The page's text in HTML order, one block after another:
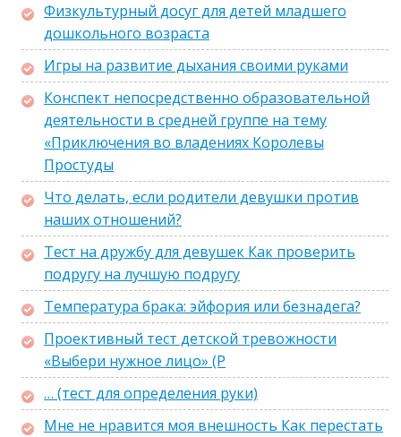
Физкультурный досуг для детей младшего
дошкольного возраста
Игры на развитие дыхания своими руками
Конспект непосредственно образовательной
деятельности в средней группе на тему
«Приключения во владениях Королевы
Простуды
Что делать, если родители девушки против
наших отношений?
Тест на дружбу для девушек Как проверить
подругу на лучшую подругу
Температура брака: эйфория или безнадега?
Проективный тест детской тревожности
«Выбери нужное лицо» (Р
… (тест для определения руки)
Мне не нравится моя внешность Как перестать